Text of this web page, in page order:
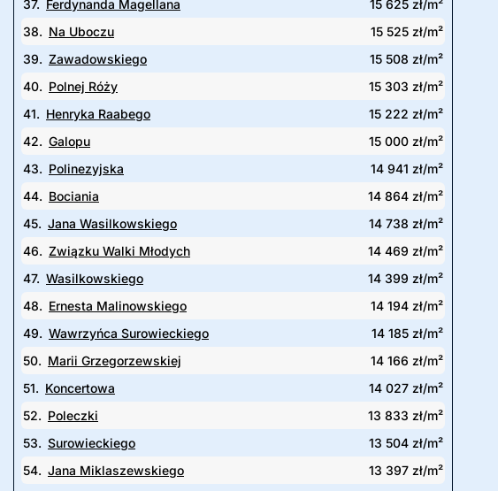
37. Ferdynanda Magellana
15 625 zł/m²
38. Na Uboczu
15 525 zł/m²
39. Zawadowskiego
15 508 zł/m²
40. Polnej Róży
15 303 zł/m²
41. Henryka Raabego
15 222 zł/m²
42. Galopu
15 000 zł/m²
43. Polinezyjska
14 941 zł/m²
44. Bociania
14 864 zł/m²
45. Jana Wasilkowskiego
14 738 zł/m²
46. Związku Walki Młodych
14 469 zł/m²
47. Wasilkowskiego
14 399 zł/m²
48. Ernesta Malinowskiego
14 194 zł/m²
49. Wawrzyńca Surowieckiego
14 185 zł/m²
50. Marii Grzegorzewskiej
14 166 zł/m²
51. Koncertowa
14 027 zł/m²
52. Poleczki
13 833 zł/m²
53. Surowieckiego
13 504 zł/m²
54. Jana Miklaszewskiego
13 397 zł/m²